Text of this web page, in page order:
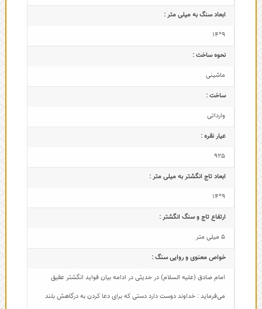
ابعاد سنگ به میلی متر :
9*14
نحوه ساخت :
ماشینی
ساخت :
وارداتی
عیار نقره :
925
ابعاد تاج‌ انگشتر به میلی متر :
9*14
ارتفاع تاج و سنگ انگشتر :
5 میلی متر
خواص معنوی و روایی سنگ :
امام صادق (علیه السلام) در حدیثی در ادامه بیان فواید انگشتر عقیق
می‌فرماید : خداوند دوست دارد دستی که برای دعا کردن به درگاهش بلند